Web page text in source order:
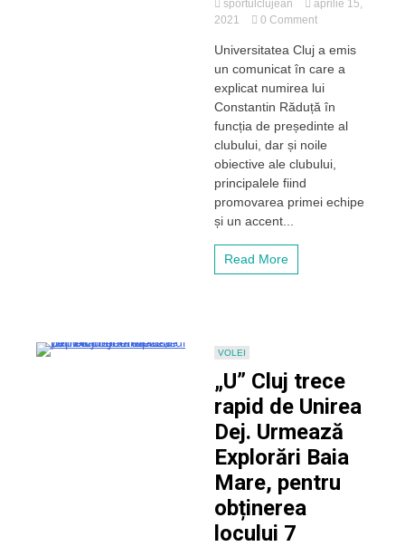
sportulclujean
aprilie 15,
2021
0 Commenton
noii
conduceri
ale
clubului
Cluj.
Promovarea
primei
și
Universitatea Cluj a emis
un comunicat în care a
explicat numirea lui
Constantin Răduță în
funcția de președinte al
clubului, dar și noile
obiective ale clubului,
principalele fiind
promovarea primei echipe
și un accent...
Read More
VOLEI
„U” Cluj trece
rapid de Unirea
Dej. Urmează
Explorări Baia
Mare, pentru
obținerea
locului 7